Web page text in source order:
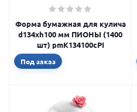
Форма бумажная для кулича
d134xh100 мм ПИОНЫ (1400
шт) pmK134100cPI
Под заказ